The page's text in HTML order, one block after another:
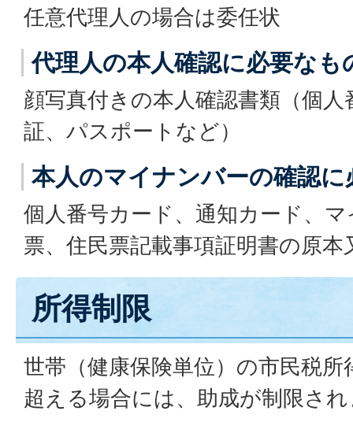
任意代理人の場合は委任状
代理人の本人確認に必要なも
顔写真付きの本人確認書類（個
証、パスポートなど）
本人のマイナンバーの確認に
個人番号カード、通知カード、
票、住民票記載事項証明書の原
所得制限
世帯（健康保険単位）の市民税
超える場合には、助成が制限さ